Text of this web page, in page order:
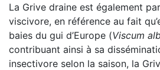
La Grive draine est également
viscivore, en référence au fait
baies du gui d’Europe (Viscum
contribuant ainsi à sa
insectivore selon la saison, la